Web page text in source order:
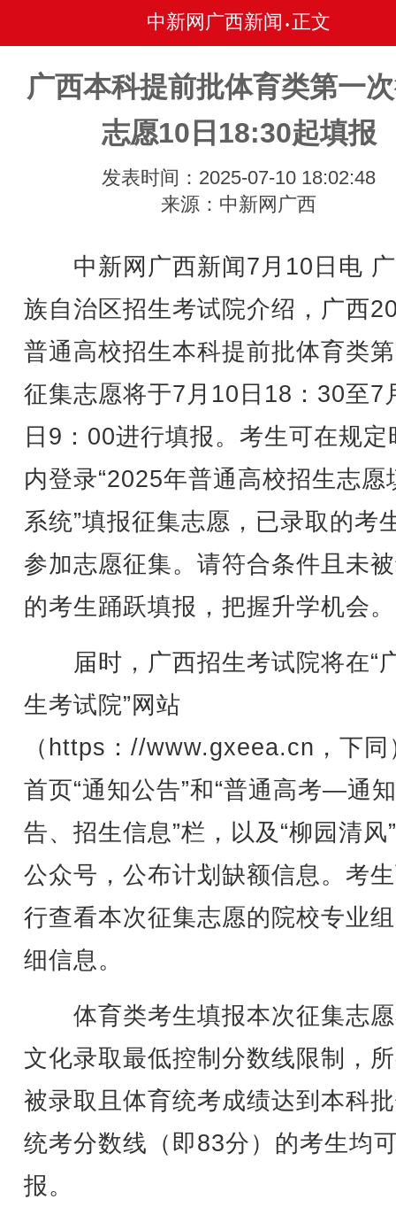
中新网广西新闻 • 正文
广西本科提前批体育类第一
志愿10日18:30起填报
发表时间：2025-07-10 18:02:48
来源：中新网广西
中新网广西新闻7月10日电
族自治区招生考试院介绍，广西
普通高校招生本科提前批体育类
征集志愿将于7月10日18：30至7
日9：00进行填报。考生可在规定
内登录“2025年普通高校招生志愿
系统”填报征集志愿，已录取的考
参加志愿征集。请符合条件且未
的考生踊跃填报，把握升学机会。
届时，广西招生考试院将在“
生考试院”网站
（https：//www.gxeea.cn，下同
首页“通知公告”和“普通高考—通
告、招生信息”栏，以及“柳园清风
公众号，公布计划缺额信息。考
行查看本次征集志愿的院校专业
细信息。
体育类考生填报本次征集志
文化录取最低控制分数线限制，
被录取且体育统考成绩达到本科
统考分数线（即83分）的考生均
报。